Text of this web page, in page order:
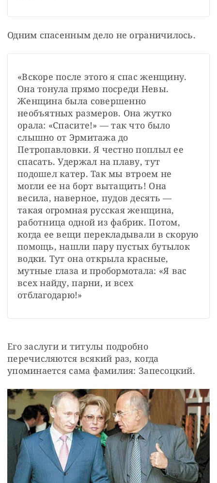
Одним спасенным дело не ограничилось.
«Вскоре после этого я спас женщину.
Она тонула прямо посреди Невы.
Женщина была совершенно
необъятных размеров. Она жутко
орала: «Спасите!» — так что было
слышно от Эрмитажа до
Петропавловки. Я честно поплыл ее
спасать. Удержал на плаву, тут
подошел катер. Так мы втроем не
могли ее на борт вытащить! Она
весила, наверное, пудов десять —
такая огромная русская женщина,
работница одной из фабрик. Потом,
когда ее вещи перекладывали в скорую
помощь, нашли пару пустых бутылок
водки. Тут она открыла красные,
мутные глаза и пробормотала: «Я вас
всех найду, парни, и всех
отблагодарю!»
Его заслуги и титулы подробно
перечисляются всякий раз, когда
упоминается сама фамилия: Запесоцкий.